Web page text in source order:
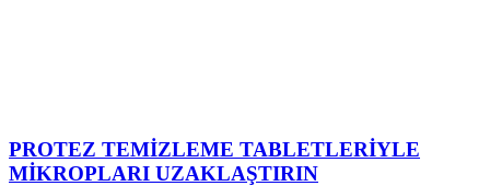
PROTEZ TEMİZLEME TABLETLERİYLE
MİKROPLARI UZAKLAŞTIRIN